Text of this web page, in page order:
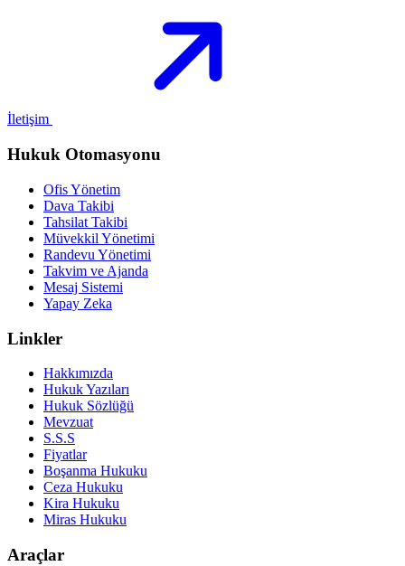
İletişim
Hukuk Otomasyonu
Ofis Yönetim
Dava Takibi
Tahsilat Takibi
Müvekkil Yönetimi
Randevu Yönetimi
Takvim ve Ajanda
Mesaj Sistemi
Yapay Zeka
Linkler
Hakkımızda
Hukuk Yazıları
Hukuk Sözlüğü
Mevzuat
S.S.S
Fiyatlar
Boşanma Hukuku
Ceza Hukuku
Kira Hukuku
Miras Hukuku
Araçlar